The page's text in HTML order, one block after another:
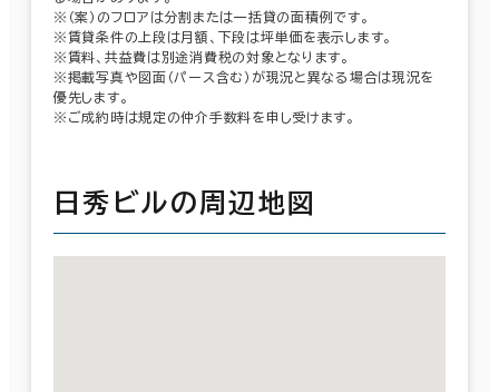
※（案）のフロアは分割または一括貸の面積例です。
※賃貸条件の上段は月額、下段は坪単価を表示します。
※賃料、共益費は別途消費税の対象となります。
※掲載写真や図面（パース含む）が現況と異なる場合は現況を
優先します。
※ご成約時は規定の仲介手数料を申し受けます。
日秀ビルの周辺地図